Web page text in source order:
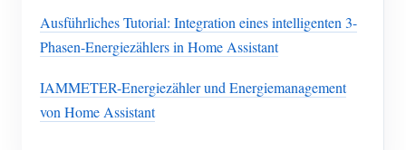
Ausführliches Tutorial: Integration eines intelligenten 3-
Phasen-Energiezählers in Home Assistant
IAMMETER-Energiezähler und Energiemanagement
von Home Assistant